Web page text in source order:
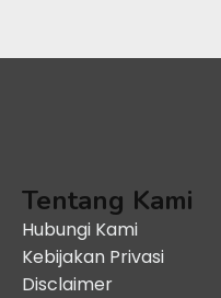
Tentang Kami
Hubungi Kami
Kebijakan Privasi
Disclaimer